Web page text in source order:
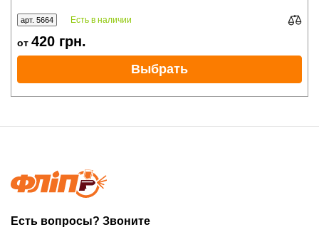
арт. 5664 Есть в наличии
от 420 грн.
Выбрать
Есть вопросы? Звоните